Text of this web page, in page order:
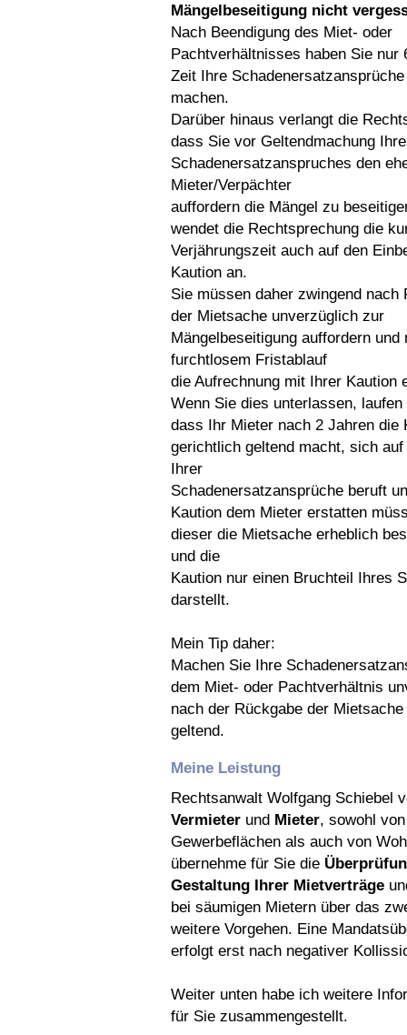
Mängelbeseitigung nicht
Nach Beendigung des Miet- oder
Pachtverhältnisses haben Sie nur
Zeit Ihre
machen.
Darüber hinaus verlangt die
dass Sie vor Geltendmachung
Schadenersatzanspruches den
Mieter/Verpächter
auffordern die Mängel zu
wendet die Rechtsprechung die
Verjährungszeit auch auf den
Kaution an.
Sie müssen daher zwingend nach
der Mietsache unverzüglich zur
Mängelbeseitigung auffordern und
furchtlosem Fristablauf
die Aufrechnung mit Ihrer Kaution
Wenn Sie dies unterlassen, laufen
dass Ihr Mieter nach 2 Jahren die
gerichtlich geltend macht, sich auf
Ihrer
Schadenersatzansprüche beruft
Kaution dem Mieter erstatten
dieser die Mietsache erheblich
und die
Kaution nur einen Bruchteil Ihres
darstellt.
Mein Tip daher:
Machen Sie Ihre
dem Miet- oder Pachtverhältnis
nach der Rückgabe der
geltend.
Meine Leistung
Rechtsanwalt Wolfgang Schiebel
Vermieter und Mieter, sowohl von
Gewerbeflächen als auch von
übernehme für Sie die
Gestaltung Ihrer Mietverträge
bei säumigen Mietern über das
weitere Vorgehen. Eine
erfolgt erst nach negativer
Weiter unten habe ich weitere
für Sie zusammengestellt.